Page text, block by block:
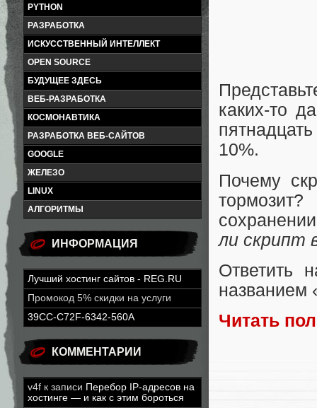
PYTHON
РАЗРАБОТКА
ИСКУССТВЕННЫЙ ИНТЕЛЛЕКТ
OPEN SOURCE
БУДУЩЕЕ ЗДЕСЬ
ВЕБ-РАЗРАБОТКА
КОСМОНАВТИКА
РАЗРАБОТКА ВЕБ-САЙТОВ
GOOGLE
ЖЕЛЕЗО
LINUX
АЛГОРИТМЫ
ИНФОРМАЦИЯ
Лучший хостинг сайтов - REG.RU
Промокод 5% скидки на услуги
39CC-C72F-6342-560A
КОММЕНТАРИИ
v4f к записи Перебор IP-адресов на
хостинге — и как с этим бороться
каких-то
10%.
Почему
ли скрипт
Ответить
названием
Читать